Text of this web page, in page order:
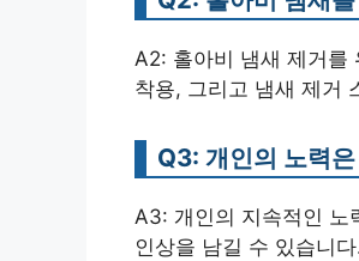
A2: 홀아비 냄새 제거를
착용, 그리고 냄새 제거
Q3: 개인의 노력
A3: 개인의 지속적인 노
인상을 남길 수 있습니